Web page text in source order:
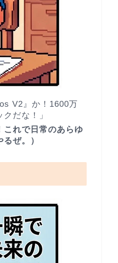
V2』か！1600万
だな！」
れで日常のあらゆ
ぜ。）